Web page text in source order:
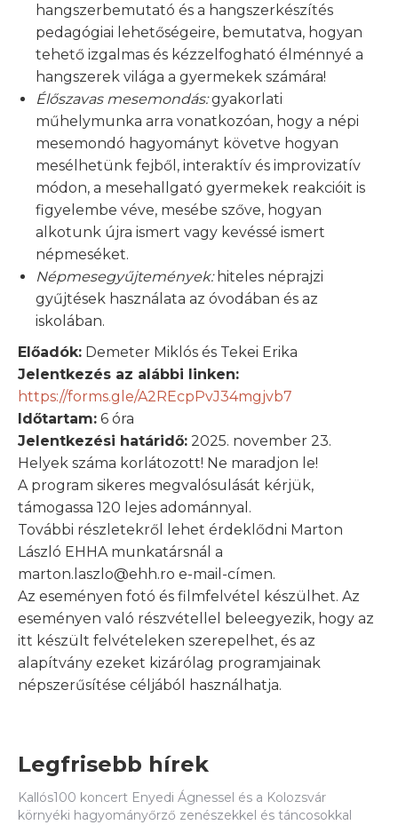
hangszerbemutató és a hangszerkészítés
pedagógiai lehetőségeire, bemutatva, hogyan
tehető izgalmas és kézzelfogható élménnyé a
hangszerek világa a gyermekek számára!
Élőszavas mesemondás:gyakorlati
műhelymunka arra vonatkozóan, hogy a népi
mesemondó hagyományt követve hogyan
mesélhetünk fejből, interaktív és improvizatív
módon, a mesehallgató gyermekek reakcióit is
figyelembe véve, mesébe szőve, hogyan
alkotunk újra ismert vagy kevéssé ismert
népmeséket.
Népmesegyűjtemények:hiteles néprajzi
gyűjtések használata az óvodában és az
iskolában.
Előadók: Demeter Miklós és Tekei Erika
Jelentkezés az alábbi linken:
https://forms.gle/A2REcpPvJ34mgjvb7
Időtartam: 6 óra
Jelentkezési határidő: 2025. november 23.
Helyek száma korlátozott! Ne maradjon le!
A program sikeres megvalósulását kérjük,
támogassa 120 lejes adománnyal.
További részletekről lehet érdeklődni Marton
László EHHA munkatársnál a
marton.laszlo@ehh.ro e-mail-címen.
Az eseményen fotó és filmfelvétel készülhet. Az
eseményen való részvétellel beleegyezik, hogy az
itt készült felvételeken szerepelhet, és az
alapítvány ezeket kizárólag programjainak
népszerűsítése céljából használhatja.
Legfrisebb hírek
Kallós100 koncert Enyedi Ágnessel és a Kolozsvár
környéki hagyományőrző zenészekkel és táncosokkal